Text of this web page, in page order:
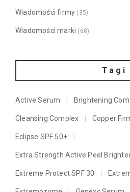
Wiadomości firmy (35)
Wiadomości marki (68)
Tagi
Active Serum Brightening
Cleansing Complex Copper
Eclipse SPF 50+
Extra Strength Active Peel
Extreme Protect SPF 30